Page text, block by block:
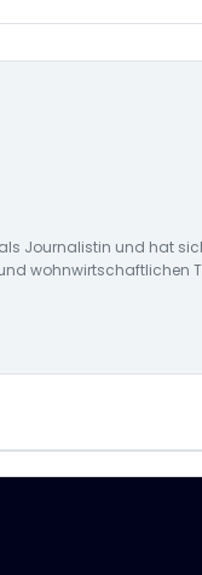
Journalistin und hat
wohnwirtschaftlichen